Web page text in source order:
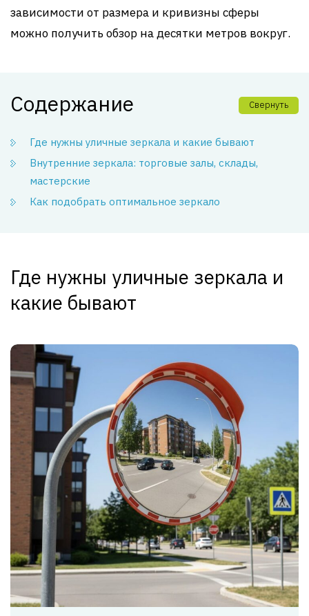
зависимости от размера и кривизны сферы
можно получить обзор на десятки метров вокруг.
Содержание Свернуть
Где нужны уличные зеркала и какие бывают
Внутренние зеркала: торговые залы, склады,
мастерские
Как подобрать оптимальное зеркало
Где нужны уличные зеркала и
какие бывают